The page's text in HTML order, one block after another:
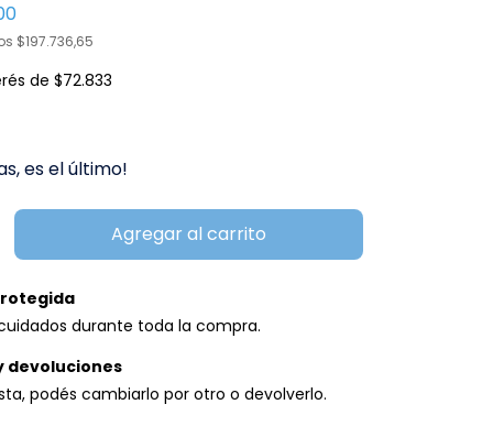
$197.736,65
de $72.833
es el último!
durante toda la compra.
devoluciones
podés cambiarlo por otro o devolverlo.